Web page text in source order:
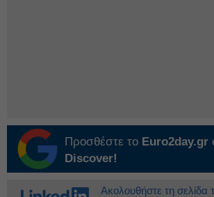
Προσθέστε το Euro2day.gr
Discover!
Ακολουθήστε τη σελίδα